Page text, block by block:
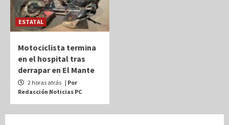
ESTATAL
Motociclista termina
en el hospital tras
derrapar en El Mante
2 horas atrás | Por
Redacción Noticias PC